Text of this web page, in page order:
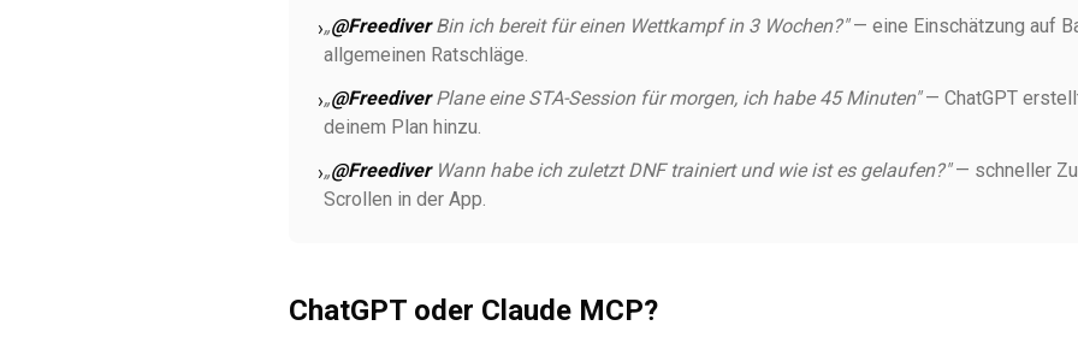
›„@FreediverBin ich bereit für einen Wettkampf in 3 Wochen?"— eine Einschätzung auf
allgemeinen Ratschläge.
›„@FreediverPlane eine STA-Session für morgen, ich habe 45 Minuten"— ChatGPT
deinem Plan hinzu.
›„@FreediverWann habe ich zuletzt DNF trainiert und wie ist es gelaufen?"— schneller
Scrollen in der App.
ChatGPT oder Claude MCP?